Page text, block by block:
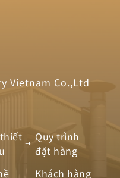
Vietnam Co.,Ltd
Quy trình
đặt hàng
Khách hàng